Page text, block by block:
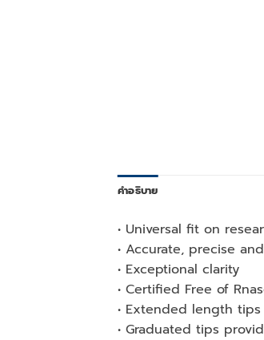
คำอธิบาย
• Universal fit on
• Accurate, precise
• Exceptional clarity
• Certified Free of
• Extended length
• Graduated tips